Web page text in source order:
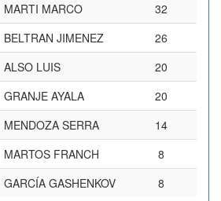
MARTI MARCO
32
BELTRAN JIMENEZ
26
ALSO LUIS
20
GRANJE AYALA
20
MENDOZA SERRA
14
MARTOS FRANCH
8
GARCÍA GASHENKOV 8